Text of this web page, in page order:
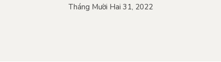
Tháng Mười Hai 31, 2022